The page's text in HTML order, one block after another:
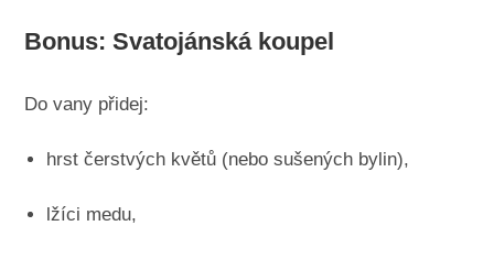
Bonus: Svatojánská koupel
Do vany přidej:
hrst čerstvých květů (nebo sušených bylin),
lžíci medu,